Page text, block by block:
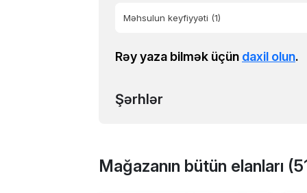
Məhsulun keyfiyyəti (1)
Rəy yaza bilmək üçün daxil olun.
Şərhlər
Mağazanın bütün elanları